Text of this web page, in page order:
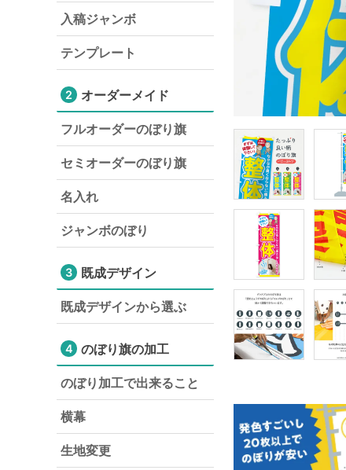
入稿ジャンボ
テンプレート
2 オーダーメイド
フルオーダーのぼり旗
セミオーダーのぼり旗
名入れ
ジャンボのぼり
3 既成デザイン
既成デザインから選ぶ
4 のぼり旗の加工
のぼり加工で出来ること
横幕
生地変更